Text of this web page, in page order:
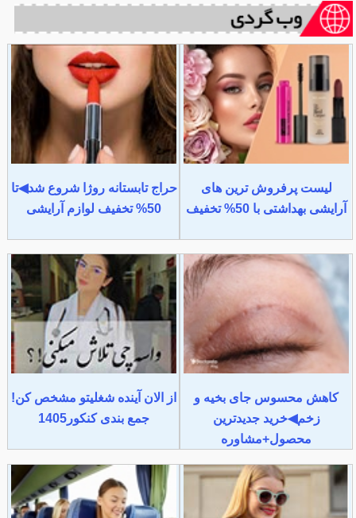
لیست پرفروش ترین های
آرایشی بهداشتی با 50% تخفیف
حراج تابستانه روژا شروع شد◀تا
50% تخفیف لوازم آرایشی
کاهش محسوس جای بخیه و
زخم◀خرید جدیدترین
محصول+مشاوره
از الان آینده شغلیتو مشخص کن!
جمع بندی کنکور1405